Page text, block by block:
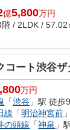
億5,800万円
階 / 2LDK / 57.02
コート渋谷ザ
万円
「渋谷 」駅 徒歩
線 「明治神宮前
の頭線 「神泉 」